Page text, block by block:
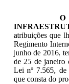
atribuições que
Regimento
junho de 2016,
de 25 de janeiro
Lei nº 7.565, de
que consta do